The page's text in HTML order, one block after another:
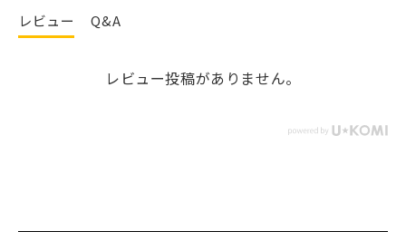
レビュー Q&A
レビュー投稿がありません。